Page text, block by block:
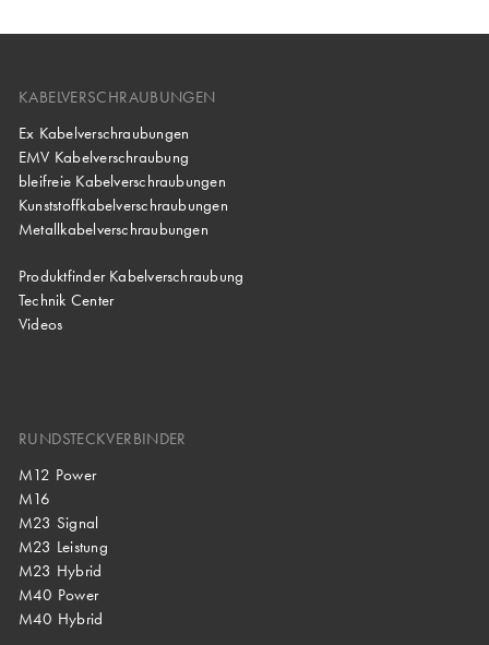
KABELVERSCHRAUBUNGEN
Ex Kabelverschraubungen
EMV Kabelverschraubung
bleifreie Kabelverschraubungen
Kunststoffkabelverschraubungen
Metallkabelverschraubungen
Produktfinder Kabelverschraubung
Technik Center
Videos
RUNDSTECKVERBINDER
M12 Power
M16
M23 Signal
M23 Leistung
M23 Hybrid
M40 Power
M40 Hybrid